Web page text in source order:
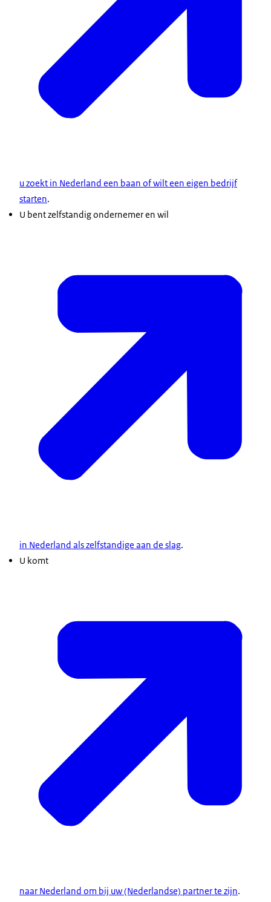
u zoekt in Nederland een baan of wilt een eigen bedrijf
starten.
U bent zelfstandig ondernemer en wil
in Nederland als zelfstandige aan de slag.
U komt
naar Nederland om bij uw (Nederlandse) partner te zijn.